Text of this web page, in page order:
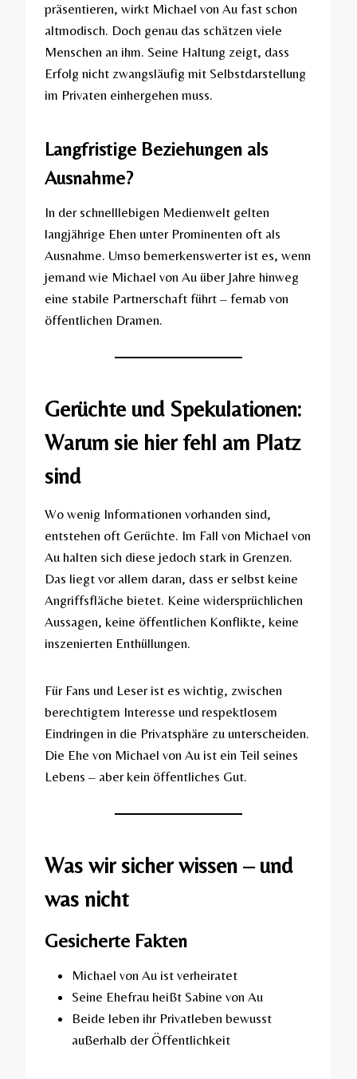
präsentieren, wirkt Michael von Au fast schon
altmodisch. Doch genau das schätzen viele
Menschen an ihm. Seine Haltung zeigt, dass
Erfolg nicht zwangsläufig mit Selbstdarstellung
im Privaten einhergehen muss.
Langfristige Beziehungen als
Ausnahme?
In der schnelllebigen Medienwelt gelten
langjährige Ehen unter Prominenten oft als
Ausnahme. Umso bemerkenswerter ist es, wenn
jemand wie Michael von Au über Jahre hinweg
eine stabile Partnerschaft führt – fernab von
öffentlichen Dramen.
Gerüchte und Spekulationen:
Warum sie hier fehl am Platz
sind
Wo wenig Informationen vorhanden sind,
entstehen oft Gerüchte. Im Fall von Michael von
Au halten sich diese jedoch stark in Grenzen.
Das liegt vor allem daran, dass er selbst keine
Angriffsfläche bietet. Keine widersprüchlichen
Aussagen, keine öffentlichen Konflikte, keine
inszenierten Enthüllungen.
Für Fans und Leser ist es wichtig, zwischen
berechtigtem Interesse und respektlosem
Eindringen in die Privatsphäre zu unterscheiden.
Die Ehe von Michael von Au ist ein Teil seines
Lebens – aber kein öffentliches Gut.
Was wir sicher wissen – und
was nicht
Gesicherte Fakten
Michael von Au ist verheiratet
Seine Ehefrau heißt Sabine von Au
Beide leben ihr Privatleben bewusst
außerhalb der Öffentlichkeit